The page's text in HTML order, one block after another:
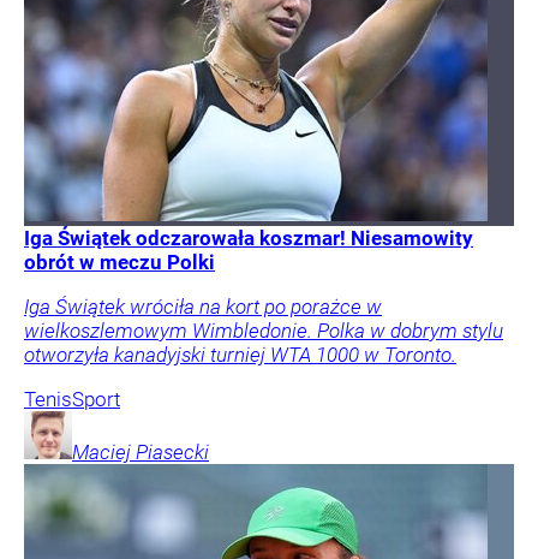
Iga Świątek odczarowała koszmar! Niesamowity
obrót w meczu Polki
Iga Świątek wróciła na kort po porażce w
wielkoszlemowym Wimbledonie. Polka w dobrym stylu
otworzyła kanadyjski turniej WTA 1000 w Toronto.
TenisSport
Maciej Piasecki